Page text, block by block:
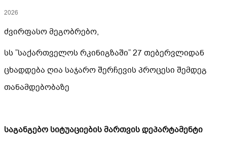
2026
ძვირფასო მეგობრებო,
სს ”საქართველოს რკინიგზაში” 27 თებერვლიდან
ცხადდება ღია საჯარო შერჩევის პროცესი შემდეგ
თანამდებობაზე
საგანგებო სიტუაციების მართვის დეპარტამენტი